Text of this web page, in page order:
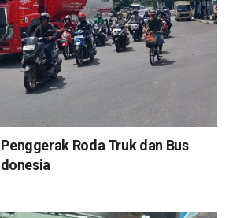
Roda Truk dan Bus